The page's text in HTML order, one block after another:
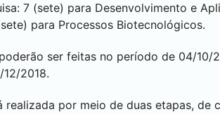
7 (sete) para Desenvolvimento e
para Processos Biotecnológicos.
ser feitas no período de 04/10/
2018.
realizada por meio de duas etapas, de